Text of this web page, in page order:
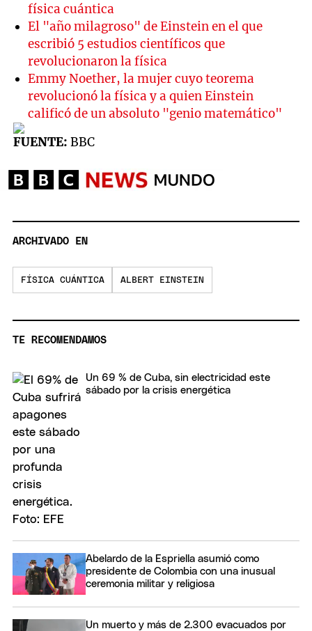
física cuántica
El "año milagroso" de Einstein en el que
escribió 5 estudios científicos que
revolucionaron la física
Emmy Noether, la mujer cuyo teorema
revolucionó la física y a quien Einstein
calificó de un absoluto "genio matemático"
FUENTE: BBC
ARCHIVADO EN
FÍSICA CUÁNTICA ALBERT EINSTEIN
TE RECOMENDAMOS
Un 69 % de Cuba, sin electricidad este
sábado por la crisis energética
Abelardo de la Espriella asumió como
presidente de Colombia con una inusual
ceremonia militar y religiosa
Un muerto y más de 2.300 evacuados por